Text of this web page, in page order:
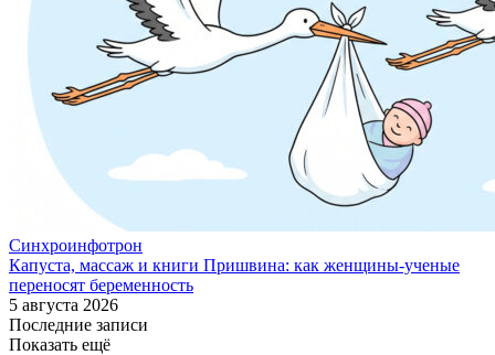
Синхроинфотрон
Капуста, массаж и книги Пришвина: как женщины-ученые
переносят беременность
5 августа 2026
Последние записи
Показать ещё